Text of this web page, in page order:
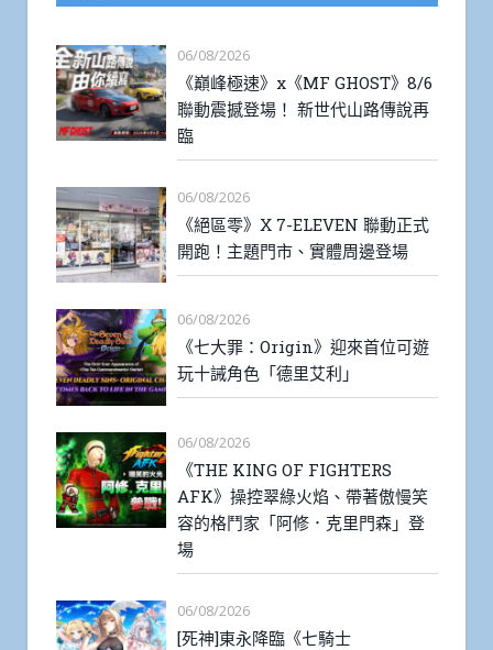
06/08/2026
《巔峰極速》x《MF GHOST》8/6
聯動震撼登場！ 新世代山路傳說再
臨
06/08/2026
《絕區零》X 7-ELEVEN 聯動正式
開跑！主題門市、實體周邊登場
06/08/2026
《七大罪：Origin》迎來首位可遊
玩十誡角色「德里艾利」
06/08/2026
《THE KING OF FIGHTERS
AFK》操控翠綠火焰、帶著傲慢笑
容的格鬥家「阿修．克里門森」登
場
06/08/2026
[死神]東永降臨《七騎士